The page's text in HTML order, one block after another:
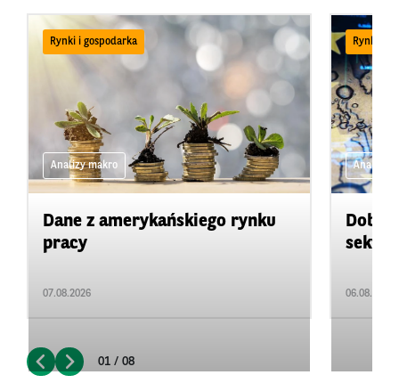
Rynki i gospodarka
Analizy makro
Dane z amerykańskiego rynku
pracy
07.08.2026
Rynki i
Analizy
06.08.2026
01 / 08